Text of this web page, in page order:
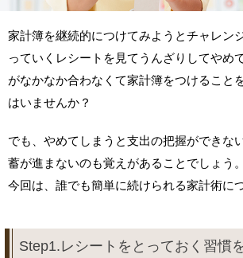
家計簿を継続的につけてみようとチャレン
っていくレシートを見てうんざりしてやめ
がなかなか合わなくて家計簿をつけること
はいませんか？
でも、やめてしまうと支出の把握ができな
蓄が進まないのも覚えがあることでしょう。
今回は、誰でも簡単に続けられる家計術に
Step1.レシートをとっておく習慣